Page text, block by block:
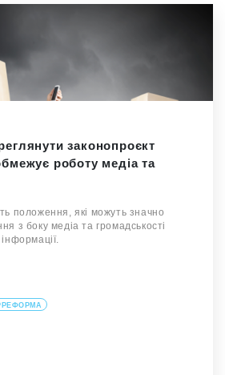
законопроєкт
роботу медіа та
положення, які можуть значно
з боку медіа та громадськості